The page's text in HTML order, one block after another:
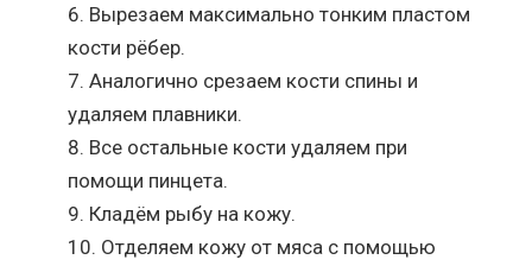
Вырезаем максимально тонким пластом
кости рёбер.
Аналогично срезаем кости спины и
удаляем плавники.
Все остальные кости удаляем при
помощи пинцета.
Кладём рыбу на кожу.
Отделяем кожу от мяса с помощью